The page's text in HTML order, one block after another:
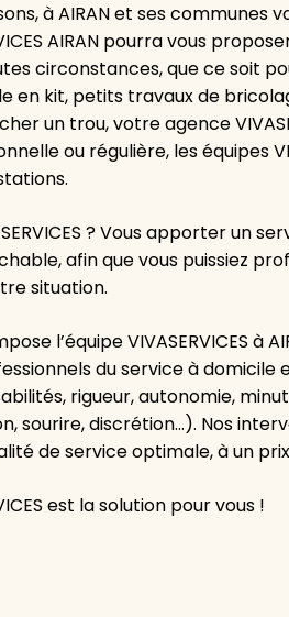
à AIRAN et ses communes
AIRAN pourra vous
circonstances, que ce soit
en kit, petits travaux de
un trou, votre agence
ou régulière, les équipes
? Vous apporter un
afin que vous puissiez
situation.
l’équipe VIVASERVICES à
du service à
rigueur, autonomie,
sourire, discrétion…). Nos
de service optimale, à un
est la solution pour vous !